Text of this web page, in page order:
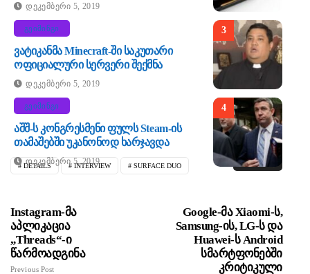
Დეკემბერი 5, 2019
3
ᲒᲔᲘᲛᲘᲜᲒᲘ
Ვატიკანმა Minecraft-Ში Საკუთარი
Ოფიციალური Სერვერი Შექმნა
Დეკემბერი 5, 2019
4
ᲒᲔᲘᲛᲘᲜᲒᲘ
Აშშ-Ს Კონგრესმენი Ფულს Steam-Ის
Თამაშებში Უკანონოდ Ხარჯავდა
Დეკემბერი 5, 2019
DETAILS INTERVIEW SURFACE DUO SHARE
Instagram-Მა
Აპლიკაცია
„Threads“-Ი
Წარმოადგინა
Previous Post
Google-Მა Xiaomi-Ს,
Samsung-Ის, LG-Ს Და
Huawei-Ს Android
Სმარტფონებში
Კრიტიკული